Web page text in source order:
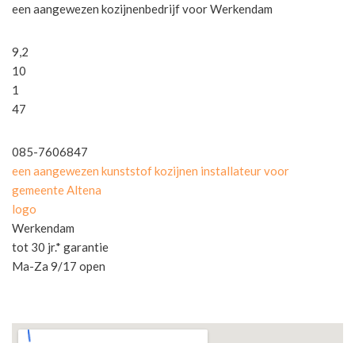
een aangewezen kozijnenbedrijf voor Werkendam
9,2
10
1
47
085-7606847
een aangewezen kunststof kozijnen installateur voor
gemeente Altena
logo
Werkendam
tot 30 jr.* garantie
Ma-Za 9/17 open